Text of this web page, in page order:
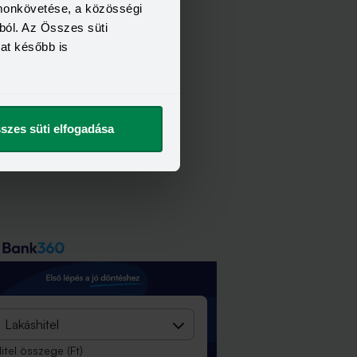
a közösségi
Az Összes süti
később is
süti elfogadása
Lakáshitel
összege (Ft)